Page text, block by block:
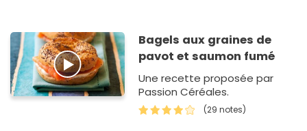
Bagels aux graines de
pavot et saumon fumé
Une recette proposée par
Passion Céréales.
(29 notes)